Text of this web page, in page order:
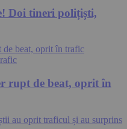
Doi tineri polițiști,
rupt de beat, oprit în